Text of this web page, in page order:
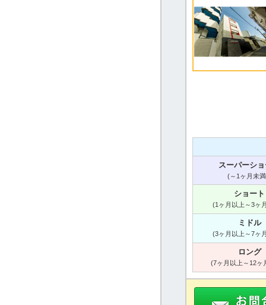
スーパーシ
(～1ヶ月未
ショート
(1ヶ月以上～3ヶ
ミドル
(3ヶ月以上～7ヶ
ロング
(7ヶ月以上～12ヶ